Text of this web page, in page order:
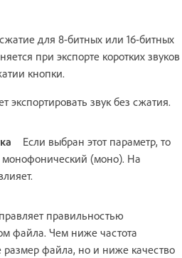
для 8-битных или 16-битных
при экспорте коротких звуков
кнопки.
экспортировать звук без сжатия.
Если выбран этот параметр, то
монофонический (моно). На
правильностью
файла. Чем ниже частота
файла, но и ниже качество